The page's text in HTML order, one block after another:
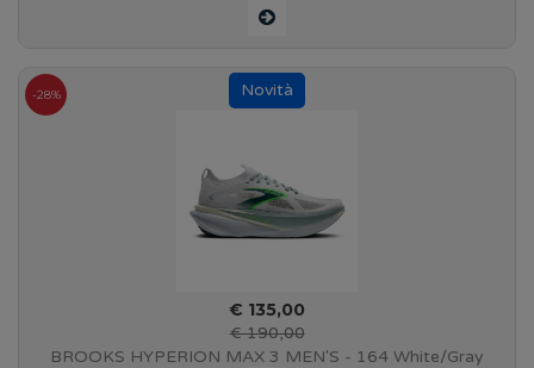
Gecko/Pink Clay - 110467 1D 182
-28%
€ 135,00
€ 190,00
BROOKS HYPERION MAX 3 MEN'S - 164 White/Gray